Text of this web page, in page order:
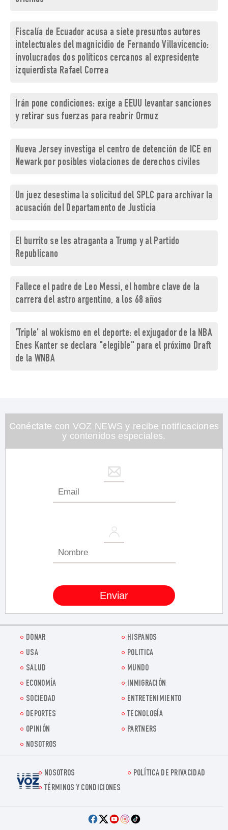
Fiscalía de Ecuador acusa a siete presuntos autores
intelectuales del magnicidio de Fernando Villavicencio:
involucrados dos políticos cercanos al expresidente
izquierdista Rafael Correa
Irán pone condiciones: exige a EEUU levantar sanciones
y retirar sus fuerzas para reabrir Ormuz
Nueva Jersey investiga el centro de detención de ICE en
Newark por posibles violaciones de derechos civiles
Un juez desestima la solicitud del SPLC para archivar la
acusación del Departamento de Justicia
El burrito se les atraganta a Trump y al Partido
Republicano
Fallece el padre de Leo Messi, el hombre clave de la
carrera del astro argentino, a los 68 años
'Triple' al wokismo en el deporte: el exjugador de la NBA
Enes Kanter se declara "elegible" para el próximo Draft
de la WNBA
Conéctate con VOZ NEWS y recibe notificaciones
y contenidos especiales.
DONAR
HISPANOS
USA
POLITICA
SALUD
MUNDO
ECONOMÍA
INMIGRACIÓN
SOCIEDAD
ENTRETENIMIENTO
DEPORTES
TECNOLOGÍA
OPINIÓN
PARTNERS
NOSOTROS
Voz.us
NOSOTROS
POLÍTICA DE PRIVACIDAD
TÉRMINOS Y CONDICIONES